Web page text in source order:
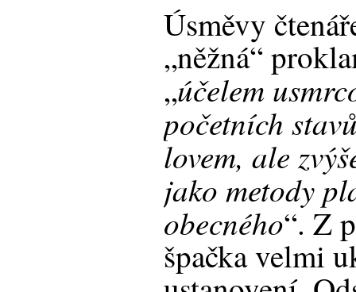
Úsměvy
„něžná“
„účelem
početních
lovem, ale
jako metody
obecného“. Z
špačka velmi